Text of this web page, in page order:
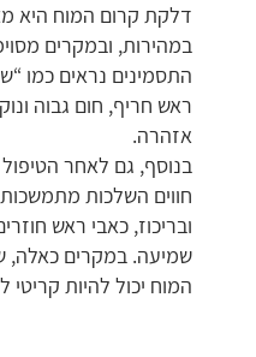
דלקת קרום המוח היא
במהירות, ובמקרים
התסמינים נראים כמו
ראש חריף, חום גבוה
אזהרה.
בנוסף, גם לאחר
חווים השלכות מתמשכות
ובריכוז, כאבי ראש
שמיעה. במקרים כאלה,
המוח יכול להיות